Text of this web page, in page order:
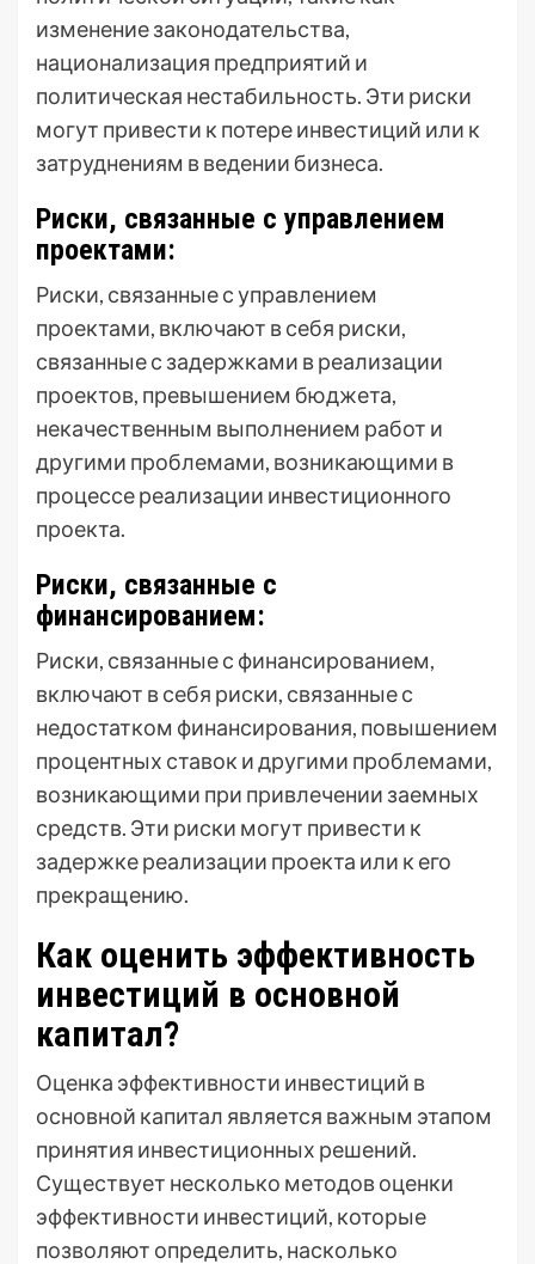
изменение законодательства,
национализация предприятий и
политическая нестабильность. Эти риски
могут привести к потере инвестиций или к
затруднениям в ведении бизнеса.
Риски, связанные с управлением
проектами:
Риски, связанные с управлением
проектами, включают в себя риски,
связанные с задержками в реализации
проектов, превышением бюджета,
некачественным выполнением работ и
другими проблемами, возникающими в
процессе реализации инвестиционного
проекта.
Риски, связанные с
финансированием:
Риски, связанные с финансированием,
включают в себя риски, связанные с
недостатком финансирования, повышением
процентных ставок и другими проблемами,
возникающими при привлечении заемных
средств. Эти риски могут привести к
задержке реализации проекта или к его
прекращению.
Как оценить эффективность
инвестиций в основной
капитал?
Оценка эффективности инвестиций в
основной капитал является важным этапом
принятия инвестиционных решений.
Существует несколько методов оценки
эффективности инвестиций, которые
позволяют определить, насколько